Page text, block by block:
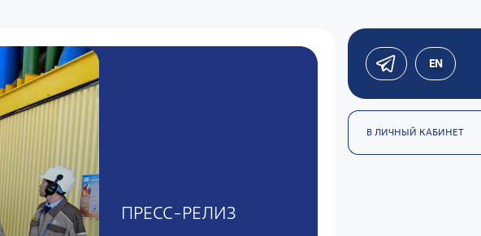
EN
В ЛИЧНЫЙ КАБИНЕТ
ПРЕСС-РЕЛИЗ